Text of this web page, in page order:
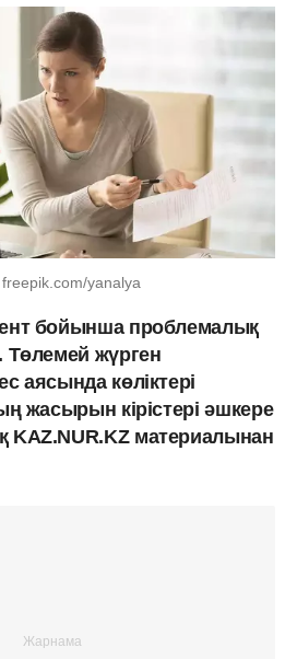
freepik.com/yanalya
бойынша проблемалық
Төлемей жүрген
аясында көліктері
жасырын кірістері әшкере
материалынан